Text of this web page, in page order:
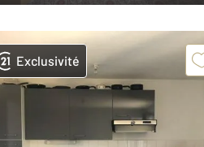
Exclusivité